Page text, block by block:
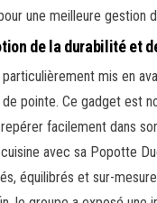
une meilleure gestion
de la durabilité et
particulièrement mis en
pointe. Ce gadget est
facilement dans
avec sa Popotte
équilibrés et sur-